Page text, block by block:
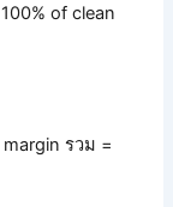
of clean
รวม =